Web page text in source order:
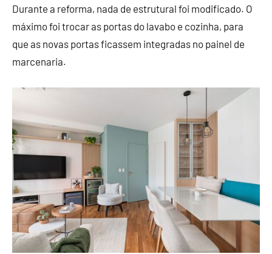
Durante a reforma, nada de estrutural foi modificado. O
máximo foi trocar as portas do lavabo e cozinha, para
que as novas portas ficassem integradas no painel de
marcenaria.